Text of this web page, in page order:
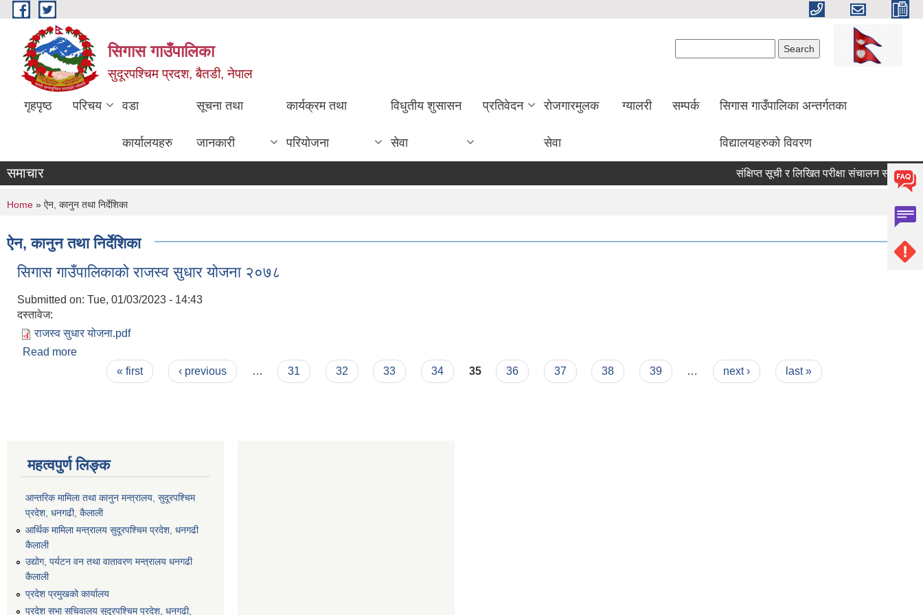
Skip to main content
सिगास गाउँपालिका
सुदूरपश्चिम प्रदश, बैतडी, नेपाल
गृहपृष्ठ परिचय वडा
कार्यालयहरु
सूचना तथा
जानकारी
कार्यक्रम तथा
परियोजना
विधुतीय शुसासन
सेवा
प्रतिवेदन राेजगारमुलक
सेवा
ग्यालरी सम्पर्क सिगास गाउँपालिका अन्तर्गतका
विद्यालयहरुको विवरण
समाचार संक्षिप्त सूची र लिखित परीक्षा संचालन सम्बन्धी
You are here
Home » ऐन, कानुन तथा निर्देशिका
ऐन, कानुन तथा निर्देशिका
सिगास गाउँपालिकाको राजस्व सुधार योजना २०७८
Submitted on: Tue, 01/03/2023 - 14:43
दस्तावेज:
राजस्व सुधार योजना.pdf
Read more
« first ‹ previous … 31 32 33 34 35 36 37 38 39 … next › last »
महत्वपुर्ण लिङ्क
आन्तरिक मामिला तथा कानुन मन्त्रालय, सुदूरपश्चिम
प्रदेश, धनगढी, कैलाली
आर्थिक मामिला मन्त्रालय सुदूरपश्चिम प्रदेश, धनगढी
कैलाली
उद्योग, पर्यटन वन तथा वातावरण मन्त्रालय धनगढी
कैलाली
प्रदेश प्रमुखको कार्यालय
प्रदेश सभा सचिवालय सुदूरपश्‍चिम प्रदेश, धनगढी,